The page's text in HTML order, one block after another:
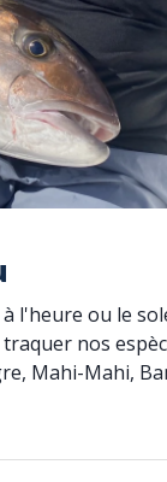
l'heure ou le
nos
Mahi-Mahi,